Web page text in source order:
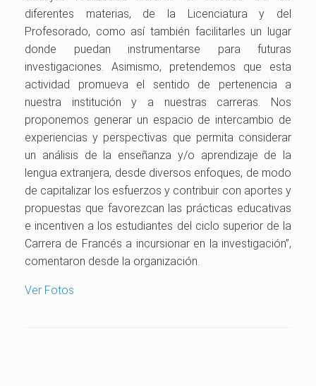
diferentes materias, de la Licenciatura y del
Profesorado, como así también facilitarles un lugar
donde puedan instrumentarse para futuras
investigaciones. Asimismo, pretendemos que esta
actividad promueva el sentido de pertenencia a
nuestra institución y a nuestras carreras. Nos
proponemos generar un espacio de intercambio de
experiencias y perspectivas que permita considerar
un análisis de la enseñanza y/o aprendizaje de la
lengua extranjera, desde diversos enfoques, de modo
de capitalizar los esfuerzos y contribuir con aportes y
propuestas que favorezcan las prácticas educativas
e incentiven a los estudiantes del ciclo superior de la
Carrera de Francés a incursionar en la investigación”,
comentaron desde la organización.
Ver Fotos